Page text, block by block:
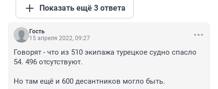
Показать ещё 3 ответа
Гость
15 апреля 2022, 09:27
Говорят - что из 510 экипажа турецкое судно спасло
54. 496 отсутствуют.
Но там ещё и 600 десантников могло быть.